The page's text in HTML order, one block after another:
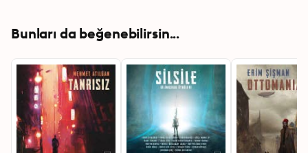
bizim tanrılarımız aramızda dolaşıyor. Arkalarında kanlı
Bunları da beğenebilirsin...